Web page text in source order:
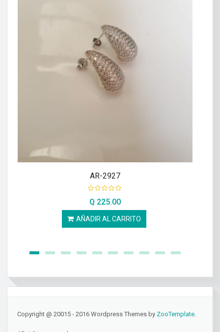
AR-2927
Q 225.00
AÑADIR AL CARRITO
Copyright @ 20015 - 2016 Wordpress Themes by ZooTemplate.